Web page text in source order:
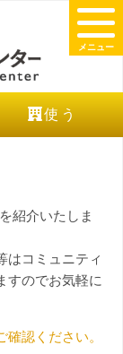
使う
メニュー
紹介いたしま
はコミュニティ
すのでお気軽に
認ください。